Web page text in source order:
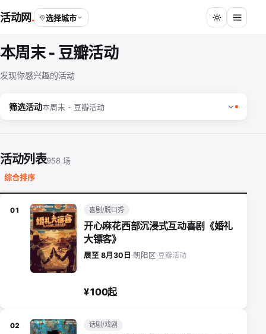
活动网 选择城市
本周末 - 豆瓣活动
发现你感兴趣的活动
筛选活动本周末 - 豆瓣活动
活动列表958 场
综合排序
01 喜剧/脱口秀
开心麻花西部沉浸式互动喜剧《婚礼
大镖客》
展至 8月30日 ·朝阳区·豆瓣活动
¥100起
02 话剧/戏剧